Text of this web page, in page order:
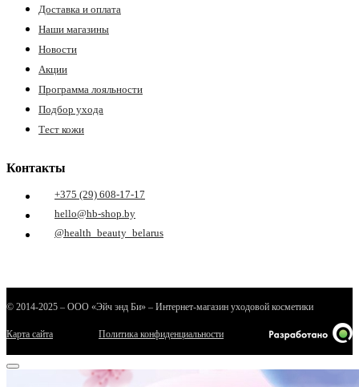
Доставка и оплата
Наши магазины
Новости
Акции
Программа лояльности
Подбор ухода
Тест кожи
Контакты
+375 (29) 608-17-17
hello@hb-shop.by
@health_beauty_belarus
© 2014-2025 – ООО «Эйч энд Би» – Интернет-магазин уходовой косметики
Карта сайта Политика конфиденциальности